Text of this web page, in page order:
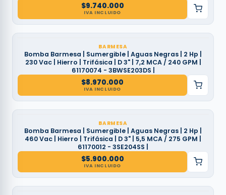
$9.740.000
IVA INCLUIDO
BARMESA
Bomba Barmesa | Sumergible | Aguas Negras | 2 Hp |
230 Vac | Hierro | Trifásica | D 3" | 7,2 MCA / 240 GPM |
61170074 - 3BWSE203DS |
$8.970.000
IVA INCLUIDO
BARMESA
Bomba Barmesa | Sumergible | Aguas Negras | 2 Hp |
460 Vac | Hierro | Trifásica | D 3" | 5,5 MCA / 275 GPM |
61170012 - 3SE204SS |
$5.900.000
IVA INCLUIDO